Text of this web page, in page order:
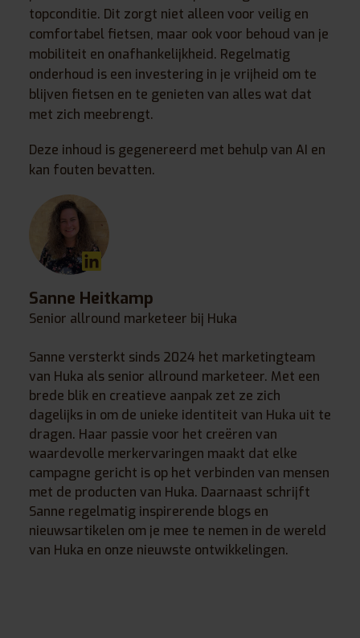
topconditie. Dit zorgt niet alleen voor veilig en
comfortabel fietsen, maar ook voor behoud van je
mobiliteit en onafhankelijkheid. Regelmatig
onderhoud is een investering in je vrijheid om te
blijven fietsen en te genieten van alles wat dat
met zich meebrengt.
Deze inhoud is gegenereerd met behulp van AI en
kan fouten bevatten.
Sanne Heitkamp
Senior allround marketeer bij Huka
Sanne versterkt sinds 2024 het marketingteam
van Huka als senior allround marketeer. Met een
brede blik en creatieve aanpak zet ze zich
dagelijks in om de unieke identiteit van Huka uit te
dragen. Haar passie voor het creëren van
waardevolle merkervaringen maakt dat elke
campagne gericht is op het verbinden van mensen
met de producten van Huka. Daarnaast schrijft
Sanne regelmatig inspirerende blogs en
nieuwsartikelen om je mee te nemen in de wereld
van Huka en onze nieuwste ontwikkelingen.